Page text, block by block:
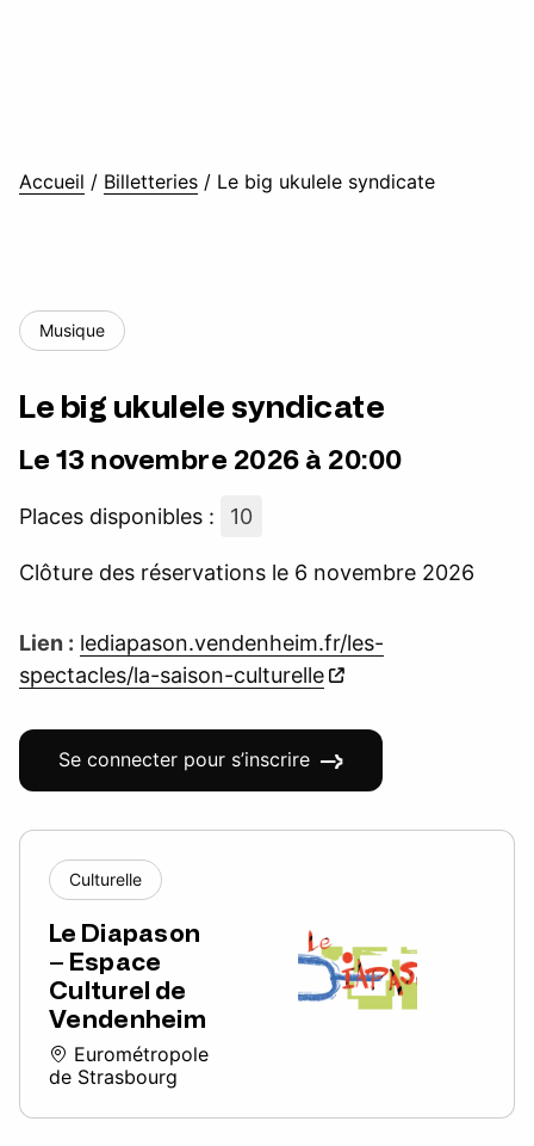
Accueil / Billetteries / Le big ukulele syndicate
Musique
Le big ukulele syndicate
Le 13 novembre 2026 à 20:00
Places disponibles : 10
Clôture des réservations le 6 novembre 2026
Lien : lediapason.vendenheim.fr/les-
spectacles/la-saison-culturelle
Se connecter pour s’inscrire
Culturelle
Le Diapason
– Espace
Culturel de
Vendenheim
Eurométropole
de Strasbourg